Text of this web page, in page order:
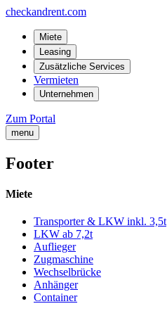
checkandrent.com
Miete
Leasing
Zusätzliche Services
Vermieten
Unternehmen
Zum Portal
menu
Footer
Miete
Transporter & LKW inkl. 3,5t
LKW ab 7,2t
Auflieger
Zugmaschine
Wechselbrücke
Anhänger
Container